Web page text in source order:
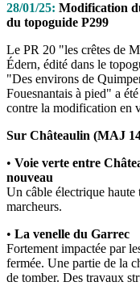
28/01/25: Modification
du topoguide P299
Le PR 20 "les crêtes de
Édern, édité dans le
"Des environs de
Fouesnantais à pied" a
contre la modification en
Sur Châteaulin (MAJ
• Voie verte entre
nouveau
Un câble électrique haute
marcheurs.
• La venelle du Garrec
Fortement impactée par
fermée. Une partie de la
de tomber. Des travaux